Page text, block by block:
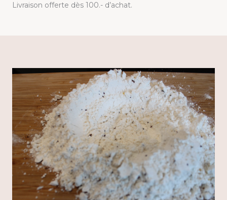
Livraison offerte dès 100.- d’achat.